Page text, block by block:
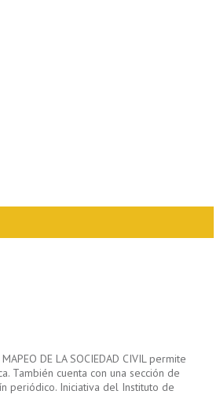
DE LA SOCIEDAD CIVIL permite
También cuenta con una sección de
periódico. Iniciativa del Instituto de